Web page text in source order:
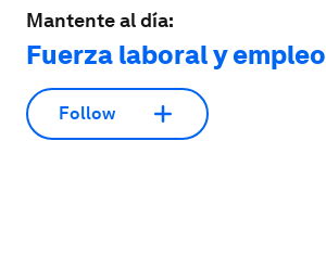
Mantente al día:
Fuerza laboral y empleo
Follow